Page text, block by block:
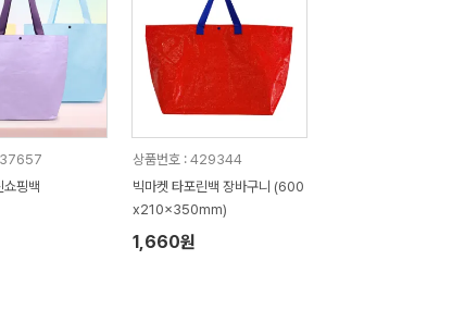
쇼핑백
상품번호 : 429344
빅마켓 타포린백 장바구니 (600
x210x350mm)
1,660원